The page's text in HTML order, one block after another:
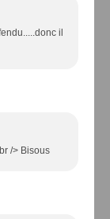
il
/> Bisous